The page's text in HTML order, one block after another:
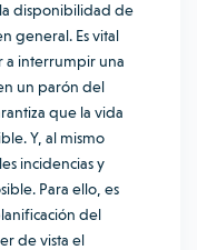
disponibilidad de
general. Es vital
a interrumpir una
un parón del
que la vida
Y, al mismo
incidencias y
Para ello, es
del
de vista el